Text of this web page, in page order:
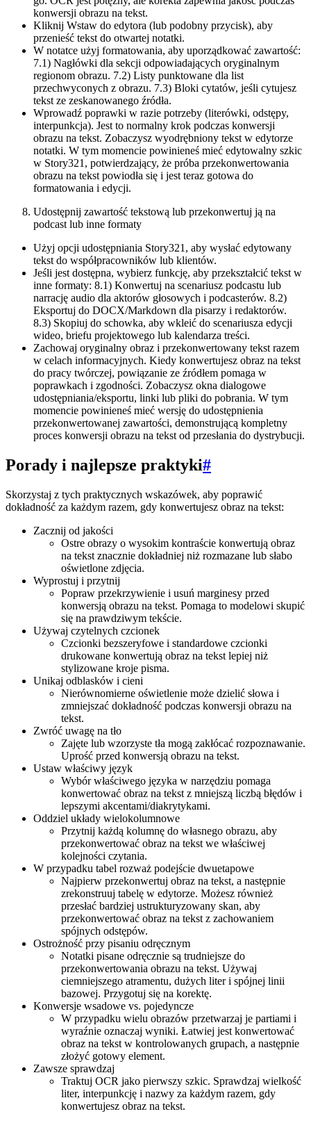
konwersji obrazu na tekst.
Kliknij Wstaw do edytora (lub podobny przycisk), aby
przenieść tekst do otwartej notatki.
W notatce użyj formatowania, aby uporządkować zawartość:
7.1) Nagłówki dla sekcji odpowiadających oryginalnym
regionom obrazu. 7.2) Listy punktowane dla list
przechwyconych z obrazu. 7.3) Bloki cytatów, jeśli cytujesz
tekst ze zeskanowanego źródła.
Wprowadź poprawki w razie potrzeby (literówki, odstępy,
interpunkcja). Jest to normalny krok podczas konwersji
obrazu na tekst. Zobaczysz wyodrębniony tekst w edytorze
notatki. W tym momencie powinieneś mieć edytowalny szkic
w Story321, potwierdzający, że próba przekonwertowania
obrazu na tekst powiodła się i jest teraz gotowa do
formatowania i edycji.
Udostępnij zawartość tekstową lub przekonwertuj ją na
podcast lub inne formaty
Użyj opcji udostępniania Story321, aby wysłać edytowany
tekst do współpracowników lub klientów.
Jeśli jest dostępna, wybierz funkcję, aby przekształcić tekst w
inne formaty: 8.1) Konwertuj na scenariusz podcastu lub
narrację audio dla aktorów głosowych i podcasterów. 8.2)
Eksportuj do DOCX/Markdown dla pisarzy i redaktorów.
8.3) Skopiuj do schowka, aby wkleić do scenariusza edycji
wideo, briefu projektowego lub kalendarza treści.
Zachowaj oryginalny obraz i przekonwertowany tekst razem
w celach informacyjnych. Kiedy konwertujesz obraz na tekst
do pracy twórczej, powiązanie ze źródłem pomaga w
poprawkach i zgodności. Zobaczysz okna dialogowe
udostępniania/eksportu, linki lub pliki do pobrania. W tym
momencie powinieneś mieć wersję do udostępnienia
przekonwertowanej zawartości, demonstrującą kompletny
proces konwersji obrazu na tekst od przesłania do dystrybucji.
Porady i najlepsze praktyki#
Skorzystaj z tych praktycznych wskazówek, aby poprawić
dokładność za każdym razem, gdy konwertujesz obraz na tekst:
Zacznij od jakości
Ostre obrazy o wysokim kontraście konwertują obraz
na tekst znacznie dokładniej niż rozmazane lub słabo
oświetlone zdjęcia.
Wyprostuj i przytnij
Popraw przekrzywienie i usuń marginesy przed
konwersją obrazu na tekst. Pomaga to modelowi skupić
się na prawdziwym tekście.
Używaj czytelnych czcionek
Czcionki bezszeryfowe i standardowe czcionki
drukowane konwertują obraz na tekst lepiej niż
stylizowane kroje pisma.
Unikaj odblasków i cieni
Nierównomierne oświetlenie może dzielić słowa i
zmniejszać dokładność podczas konwersji obrazu na
tekst.
Zwróć uwagę na tło
Zajęte lub wzorzyste tła mogą zakłócać rozpoznawanie.
Uprość przed konwersją obrazu na tekst.
Ustaw właściwy język
Wybór właściwego języka w narzędziu pomaga
konwertować obraz na tekst z mniejszą liczbą błędów i
lepszymi akcentami/diakrytykami.
Oddziel układy wielokolumnowe
Przytnij każdą kolumnę do własnego obrazu, aby
przekonwertować obraz na tekst we właściwej
kolejności czytania.
W przypadku tabel rozważ podejście dwuetapowe
Najpierw przekonwertuj obraz na tekst, a następnie
zrekonstruuj tabelę w edytorze. Możesz również
przesłać bardziej ustrukturyzowany skan, aby
przekonwertować obraz na tekst z zachowaniem
spójnych odstępów.
Ostrożność przy pisaniu odręcznym
Notatki pisane odręcznie są trudniejsze do
przekonwertowania obrazu na tekst. Używaj
ciemniejszego atramentu, dużych liter i spójnej linii
bazowej. Przygotuj się na korektę.
Konwersje wsadowe vs. pojedyncze
W przypadku wielu obrazów przetwarzaj je partiami i
wyraźnie oznaczaj wyniki. Łatwiej jest konwertować
obraz na tekst w kontrolowanych grupach, a następnie
złożyć gotowy element.
Zawsze sprawdzaj
Traktuj OCR jako pierwszy szkic. Sprawdzaj wielkość
liter, interpunkcję i nazwy za każdym razem, gdy
konwertujesz obraz na tekst.